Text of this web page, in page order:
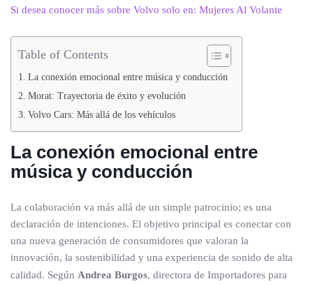
Si desea conocer más sobre Volvo solo en: Mujeres Al Volante
Table of Contents
La conexión emocional entre música y conducción
Morat: Trayectoria de éxito y evolución
Volvo Cars: Más allá de los vehículos
La conexión emocional entre
música y conducción
La colaboración va más allá de un simple patrocinio; es una
declaración de intenciones. El objetivo principal es conectar con
una nueva generación de consumidores que valoran la
innovación, la sostenibilidad y una experiencia de sonido de alta
calidad. Según Andrea Burgos, directora de Importadores para